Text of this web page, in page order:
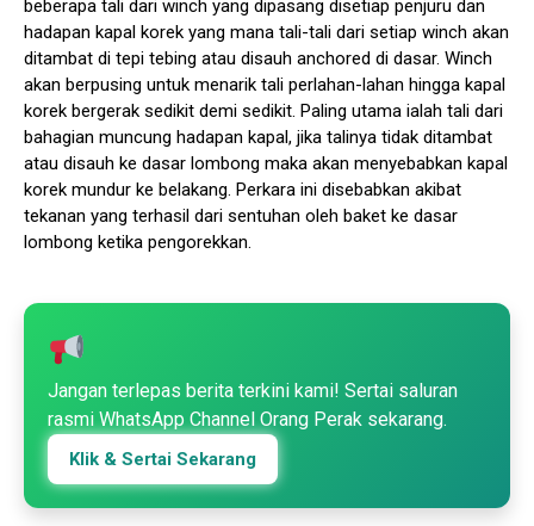
beberapa tali dari winch yang dipasang disetiap penjuru dan
hadapan kapal korek yang mana tali-tali dari setiap winch akan
ditambat di tepi tebing atau disauh anchored di dasar. Winch
akan berpusing untuk menarik tali perlahan-lahan hingga kapal
korek bergerak sedikit demi sedikit. Paling utama ialah tali dari
bahagian muncung hadapan kapal, jika talinya tidak ditambat
atau disauh ke dasar lombong maka akan menyebabkan kapal
korek mundur ke belakang. Perkara ini disebabkan akibat
tekanan yang terhasil dari sentuhan oleh baket ke dasar
lombong ketika pengorekkan.
Jangan terlepas berita terkini kami! Sertai saluran
rasmi WhatsApp Channel Orang Perak sekarang.
Klik & Sertai Sekarang